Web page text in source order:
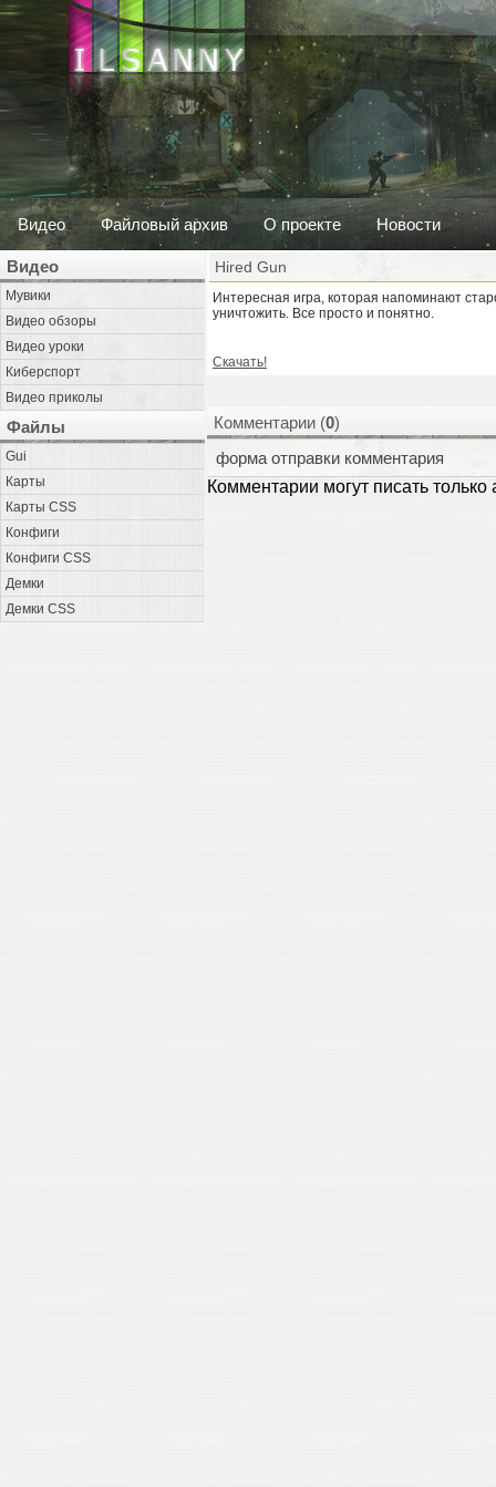
Видео Файловый архив О проекте Новости
Видео
Мувики
Видео обзоры
Видео уроки
Киберспорт
Видео приколы
Файлы
Gui
Карты
Карты CSS
Конфиги
Конфиги CSS
Демки
Демки CSS
Hired Gun
Интересная игра, которая напоминают
уничтожить. Все просто и понятно.
Скачать!
Комментарии (0)
форма отправки комментария
Комментарии могут писать